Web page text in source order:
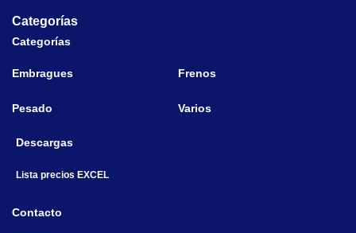
Categorías
Categorías
Embragues Frenos
Pesado Varios
Descargas
Lista precios EXCEL
Contacto